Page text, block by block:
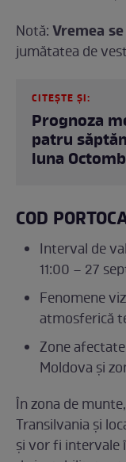
Notă:Vremea
jumătatea de
CITEȘTE ȘI:
Prognoza
patru
luna
COD
Interval de
11:00 – 27
Fenomene
atmosferică
Zone
Moldova și
În zona de
Transilvania și
și vor fi intervale